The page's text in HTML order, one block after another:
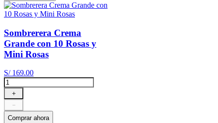
Sombrerera Crema
Grande con 10 Rosas y
Mini Rosas
S/ 169.00
＋
－
Comprar ahora